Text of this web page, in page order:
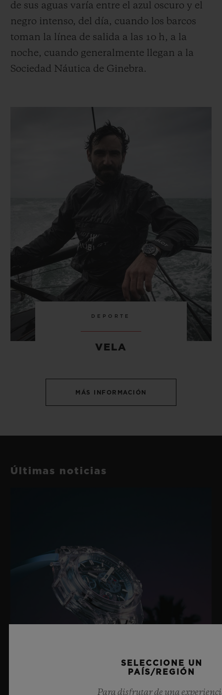
de sus aguas varía entre el azul oscuro y el
negro intenso, del día, cuando los barcos
toman la línea de salida a las 10 h, a la
noche, cuando generalmente llegan a la
Sociedad Náutica de Ginebra.
DEPORTE
VELA
MÁS INFORMACIÓN
Últimas noticias
SELECCIONE UN
PAÍS/REGIÓN
Para disfrutar de una